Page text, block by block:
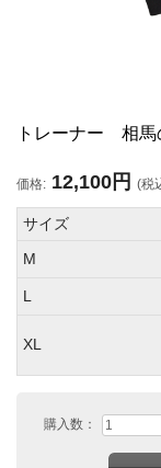
トレーナー 相馬
価格: 12,100円 (税
サイズ
M
L
XL
購入数：